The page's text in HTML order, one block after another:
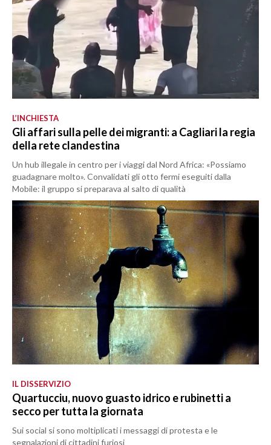
L’INCHIESTA
Gli affari sulla pelle dei migranti: a Cagliari la regia
della rete clandestina
Un hub illegale in centro per i viaggi dal Nord Africa: «Possiamo
guadagnare molto». Convalidati gli otto fermi eseguiti dalla
Mobile: il gruppo si preparava al salto di qualità
IL DISSERVIZIO
Quartucciu, nuovo guasto idrico e rubinetti a
secco per tutta la giornata
Sui social si sono moltiplicati i messaggi di protesta e le
segnalazioni di cittadini furiosi